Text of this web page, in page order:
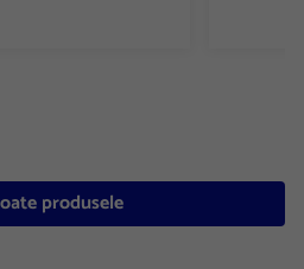
produsele